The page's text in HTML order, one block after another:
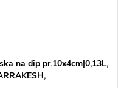
na dip pr.10x4cm|0,13L,